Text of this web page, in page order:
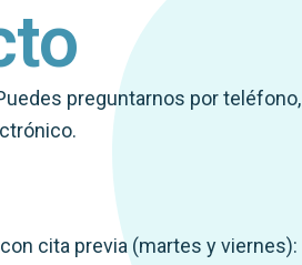
preguntarnos por teléfono,
cita previa (martes y viernes):